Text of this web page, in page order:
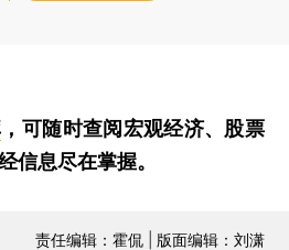
，可随时查阅宏观经济、股票
信息尽在掌握。
责任编辑：霍侃 | 版面编辑：刘潇